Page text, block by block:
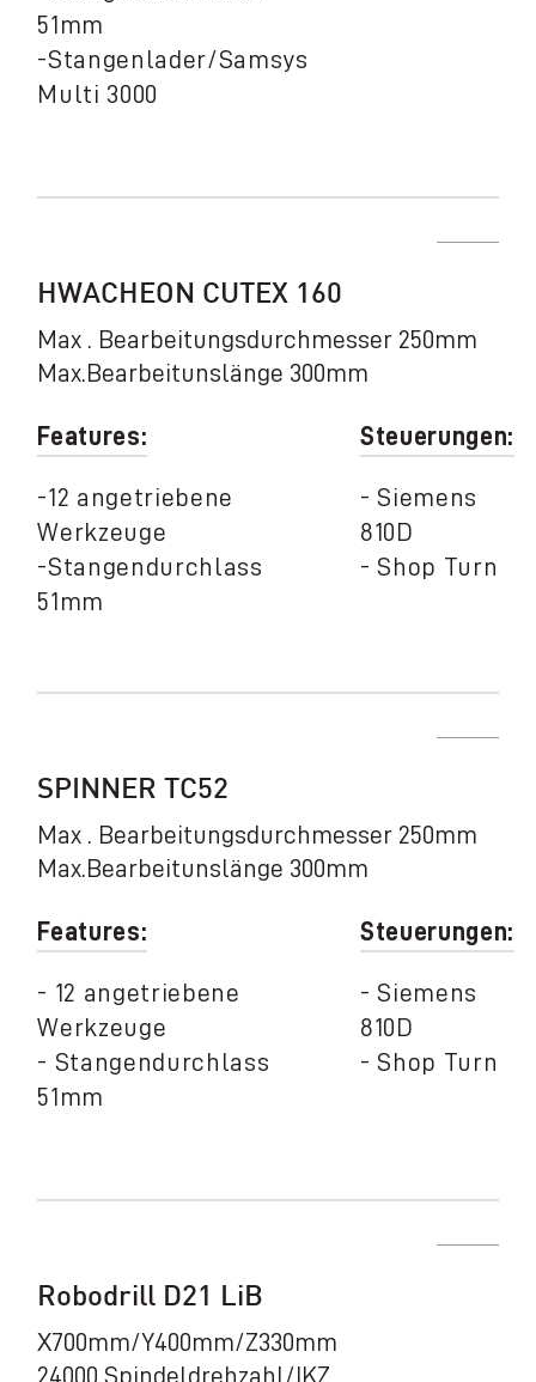
51mm
-Stangenlader/Samsys
Multi 3000
HWACHEON CUTEX 160
Max . Bearbeitungsdurchmesser 250mm
Max.Bearbeitunslänge 300mm
Features:
-12 angetriebene
Werkzeuge
-Stangendurchlass
51mm
Steuerungen:
- Siemens
810D
- Shop Turn
SPINNER TC52
Max . Bearbeitungsdurchmesser 250mm
Max.Bearbeitunslänge 300mm
Features:
- 12 angetriebene
Werkzeuge
- Stangendurchlass
51mm
Steuerungen:
- Siemens
810D
- Shop Turn
Robodrill D21 LiB
X700mm/Y400mm/Z330mm
24000 Spindeldrehzahl/IKZ